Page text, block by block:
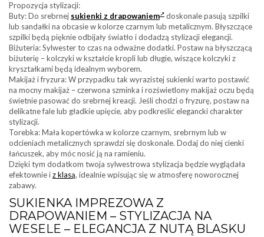
Propozycja stylizacji:
Buty: Do srebrnej sukienki z drapowaniem
doskonale pasują szpilki
lub sandałki na obcasie w kolorze czarnym lub metalicznym. Błyszczące
szpilki będą pięknie odbijały światło i dodadzą stylizacji elegancji.
Biżuteria: Sylwester to czas na odważne dodatki. Postaw na błyszczącą
biżuterię – kolczyki w kształcie kropli lub długie, wiszące kolczyki z
kryształkami będą idealnym wyborem.
Makijaż i fryzura: W przypadku tak wyrazistej sukienki warto postawić
na mocny makijaż – czerwona szminka i rozświetlony makijaż oczu będą
świetnie pasować do srebrnej kreacji. Jeśli chodzi o fryzurę, postaw na
delikatne fale lub gładkie upięcie, aby podkreślić elegancki charakter
stylizacji.
Torebka: Mała kopertówka w kolorze czarnym, srebrnym lub w
odcieniach metalicznych sprawdzi się doskonale. Dodaj do niej cienki
łańcuszek, aby móc nosić ją na ramieniu.
Dzięki tym dodatkom twoja sylwestrowa stylizacja będzie wyglądała
efektownie iz klasą, idealnie wpisując się w atmosferę noworocznej
zabawy.
SUKIENKA IMPREZOWA Z
DRAPOWANIEM – STYLIZACJA NA
WESELE – ELEGANCJA Z NUTĄ BLASKU